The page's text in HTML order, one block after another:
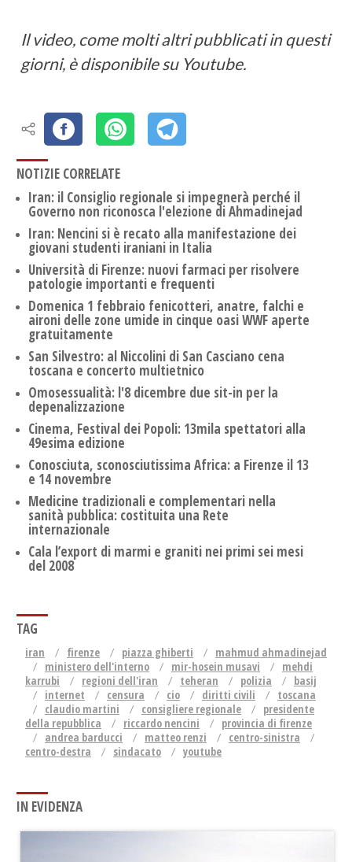
Il video, come molti altri pubblicati in questi
giorni, è disponibile su Youtube.
NOTIZIE CORRELATE
Iran: il Consiglio regionale si impegnerà perché il
Governo non riconosca l'elezione di Ahmadinejad
Iran: Nencini si è recato alla manifestazione dei
giovani studenti iraniani in Italia
Università di Firenze: nuovi farmaci per risolvere
patologie importanti e frequenti
Domenica 1 febbraio fenicotteri, anatre, falchi e
aironi delle zone umide in cinque oasi WWF aperte
gratuitamente
San Silvestro: al Niccolini di San Casciano cena
toscana e concerto multietnico
Omosessualità: l'8 dicembre due sit-in per la
depenalizzazione
Cinema, Festival dei Popoli: 13mila spettatori alla
49esima edizione
Conosciuta, sconosciutissima Africa: a Firenze il 13
e 14 novembre
Medicine tradizionali e complementari nella
sanità pubblica: costituita una Rete
internazionale
Cala l’export di marmi e graniti nei primi sei mesi
del 2008
TAG
iran firenze piazza ghiberti
mahmud ahmadinejad
ministero dell'interno
mir-hosein musavi
mehdi
karrubi
regioni dell'iran teheran polizia
basij
internet
censura cio diritti civili
toscana
claudio martini
consigliere regionale
presidente
della repubblica
riccardo nencini
provincia di firenze
andrea barducci
matteo renzi
centro-sinistra
centro-destra
sindacato youtube
IN EVIDENZA